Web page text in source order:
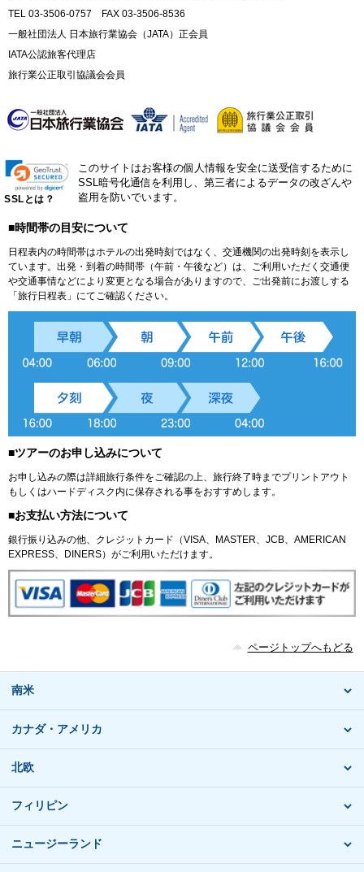
TEL 03-3506-0757 FAX 03-3506-8536
一般社団法人 日本旅行業協会（JATA）正会員
IATA公認旅客代理店
旅行業公正取引協議会会員
SSLとは？
このサイトはお客様の個人情報を安全に送受信するために
SSL暗号化通信を利用し、第三者によるデータの改ざんや
盗用を防いでいます。
■時間帯の目安について
日程表内の時間帯はホテルの出発時刻ではなく、交通機関の出発時刻を表示し
ています。出発・到着の時間帯（午前・午後など）は、ご利用いただく交通便
や交通事情などにより変更となる場合がありますので、ご出発前にお渡しする
「旅行日程表」にてご確認ください。
■ツアーのお申し込みについて
お申し込みの際は詳細旅行条件をご確認の上、旅行終了時までプリントアウト
もしくはハードディスク内に保存される事をおすすめします。
■お支払い方法について
銀行振り込みの他、クレジットカード（VISA、MASTER、JCB、AMERICAN
EXPRESS、DINERS）がご利用いただけます。
ページトップへもどる
南米
カナダ・アメリカ
北欧
フィリピン
ニュージーランド